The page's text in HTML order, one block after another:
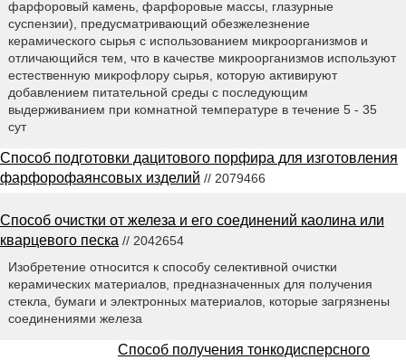
фарфоровый камень, фарфоровые массы, глазурные
суспензии), предусматривающий обезжелезнение
керамического сырья с использованием микроорганизмов и
отличающийся тем, что в качестве микроорганизмов используют
естественную микрофлору сырья, которую активируют
добавлением питательной среды с последующим
выдерживанием при комнатной температуре в течение 5 - 35
сут
Способ подготовки дацитового порфира для изготовления
фарфорофаянсовых изделий // 2079466
Способ очистки от железа и его соединений каолина или
кварцевого песка // 2042654
Изобретение относится к способу селективной очистки
керамических материалов, предназначенных для получения
стекла, бумаги и электронных материалов, которые загрязнены
соединениями железа
Способ получения тонкодисперсного